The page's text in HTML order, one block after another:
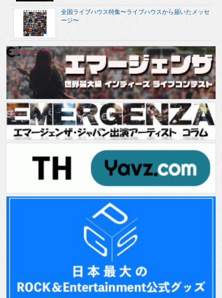
全国ライブハウス特集〜ライブハウスから届いたメッセ
ージ〜